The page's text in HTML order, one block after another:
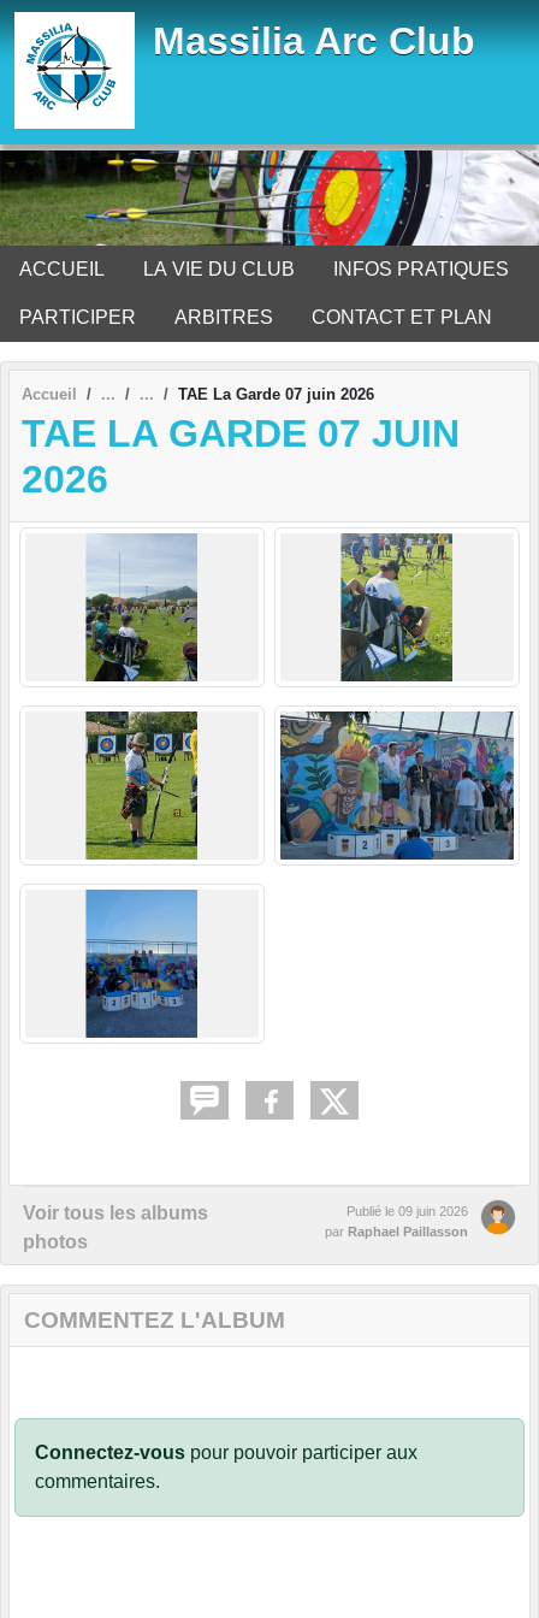
Massilia Arc Club
ACCUEIL LA VIE DU CLUB INFOS PRATIQUES
PARTICIPER ARBITRES CONTACT ET PLAN
Accueil TAE La Garde 07 juin 2026
TAE LA GARDE 07 JUIN
2026
Voir tous les albums
photos
Publié le 09 juin 2026
par Raphael Paillasson
COMMENTEZ L'ALBUM
Connectez-vous pour pouvoir participer aux
commentaires.
Panneau de gestion des cookies